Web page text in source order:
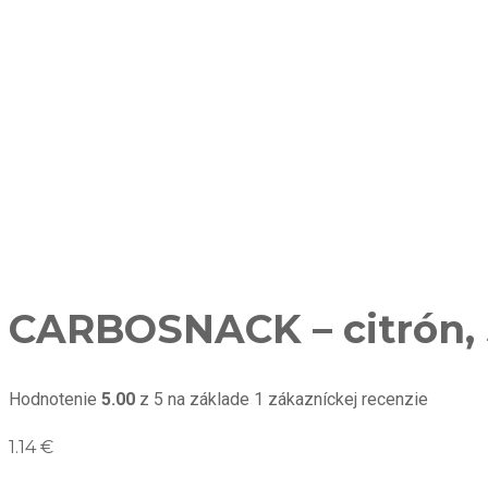
CARBOSNACK –
Hodnotenie 5.00 z 5 na základe 1 zákazníckej recenzie
1.14€